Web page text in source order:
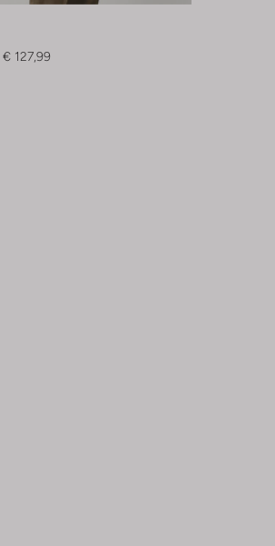
€ 127,99